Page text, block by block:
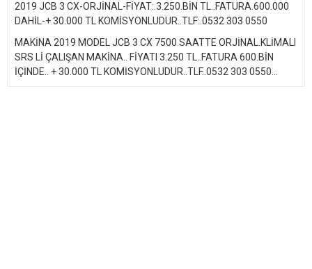
2019 JCB 3 CX-ORJİNAL-FİYAT:.3.250.BİN TL..FATURA.600.000
DAHİL-+ 30.000 TL KOMİSYONLUDUR..TLF:.0532 303 0550
MAKİNA 2019 MODEL JCB 3 CX 7500 SAATTE ORJİNAL.KLİMALI
SRS Lİ ÇALIŞAN MAKİNA.. FİYATI 3.250 TL..FATURA 600.BİN
İÇİNDE.. + 30.000 TL KOMİSYONLUDUR..TLF..0532 303 0550...